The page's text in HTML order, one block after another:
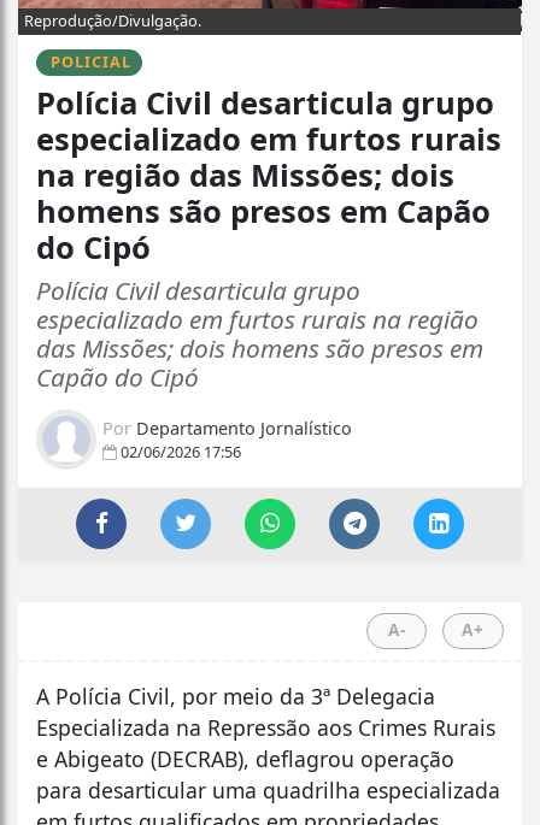
Reprodução/Divulgação.
POLICIAL
Polícia Civil desarticula grupo
especializado em furtos rurais
na região das Missões; dois
homens são presos em Capão
do Cipó
Polícia Civil desarticula grupo
especializado em furtos rurais na região
das Missões; dois homens são presos em
Capão do Cipó
Por Departamento Jornalístico
02/06/2026 17:56
A- A+
A Polícia Civil, por meio da 3ª Delegacia
Especializada na Repressão aos Crimes Rurais
e Abigeato (DECRAB), deflagrou operação
para desarticular uma quadrilha especializada